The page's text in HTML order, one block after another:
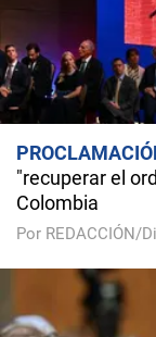
"recuperar el
Colombia
Por REDACCIÓN/